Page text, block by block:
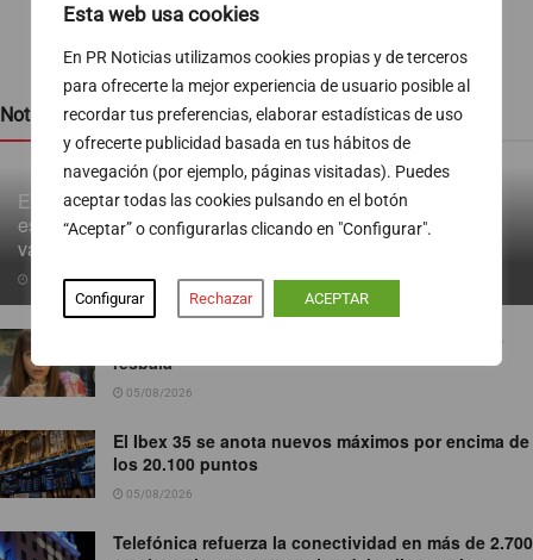
Esta web usa cookies
En PR Noticias utilizamos cookies propias y de terceros
para ofrecerte la mejor experiencia de usuario posible al
recordar tus preferencias, elaborar estadísticas de uso
y ofrecerte publicidad basada en tus hábitos de
navegación (por ejemplo, páginas visitadas). Puedes
aceptar todas las cookies pulsando en el botón
“Aceptar” o configurarlas clicando en "Configurar".
Configurar Rechazar ACEPTAR
1 … 3
Noticias recientes
El 58,7 % de los españoles ha experimentado ansiedad o
estrés en el último año: cinco claves para desconectar en
vacaciones
05/08/2026
RTVE ficha a Yolanda Ramos para presentar ‘Me
resbala’
05/08/2026
El Ibex 35 se anota nuevos máximos por encima de
los 20.100 puntos
05/08/2026
Telefónica refuerza la conectividad en más de 2.700